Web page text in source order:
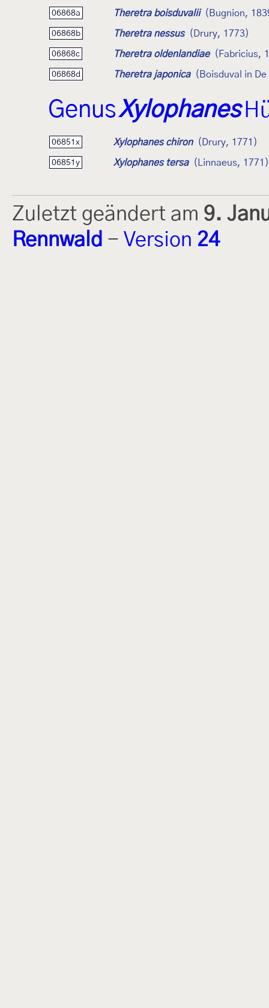
06868a Theretra boisduvalii (Bugnion,
06868b Theretra nessus (Drury, 1773)
06868c Theretra oldenlandiae (Fabricius,
06868d Theretra japonica (Boisduval in
GenusXylophanes
06851x Xylophanes chiron (Drury, 1771)
06851y Xylophanes tersa (Linnaeus, 1771)
Zuletzt geändert am 9.
Rennwald - Version 24